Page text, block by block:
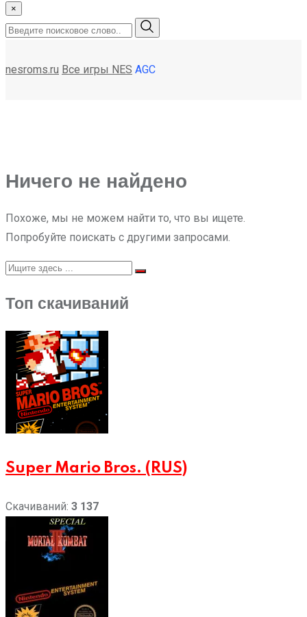
×
nesroms.ru Все игры NES AGC
Ничего не найдено
Похоже, мы не можем найти то, что вы ищете.
Попробуйте поискать с другими запросами.
Топ скачиваний
Super Mario Bros. (RUS)
Скачиваний: 3 137